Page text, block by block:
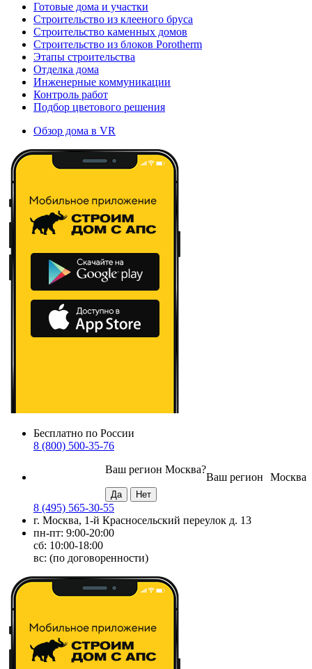
Готовые дома и участки
Строительство из клееного бруса
Строительство каменных домов
Строительство из блоков Porotherm
Этапы строительства
Отделка дома
Инженерные коммуникации
Контроль работ
Подбор цветового решения
Обзор дома в VR
Бесплатно по России
8 (800) 500-35-76
Москва
Ваш регион
Ваш регион Москва?
8 (495) 565-30-55
г. Москва, 1-й Красносельский переулок д. 13
пн-пт: 9:00-20:00
сб: 10:00-18:00
вс: (по договоренности)